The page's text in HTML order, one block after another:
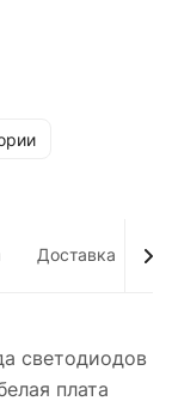
Доставка
светодиодов
плата